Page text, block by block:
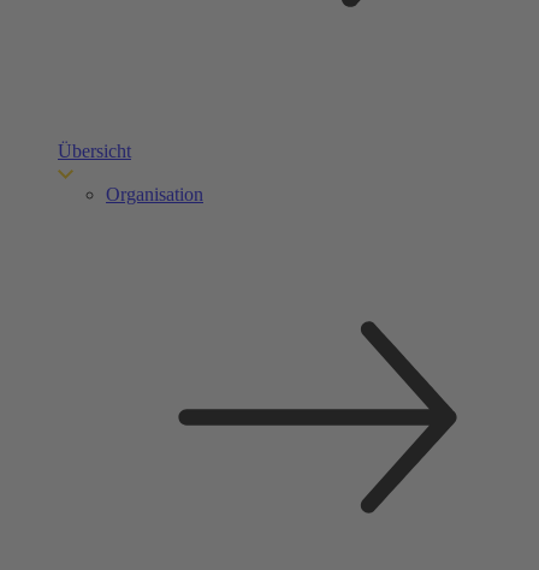
Übersicht
Organisation